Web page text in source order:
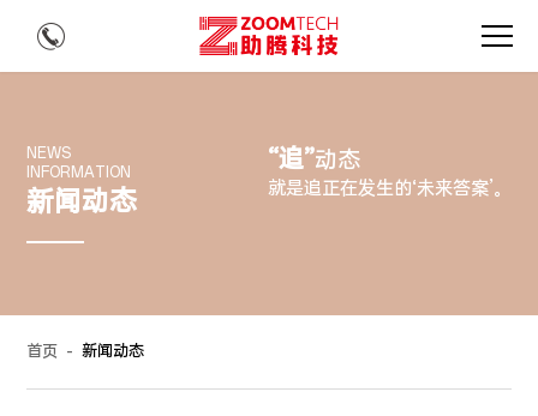
NEWS
INFORMATION
新闻动态
“追”动态
就是追正在发生的‘未来答案’。
首页 - 新闻动态